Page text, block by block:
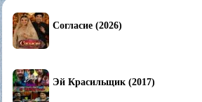
Согласие (2026)
Эй Красильщик (2017)